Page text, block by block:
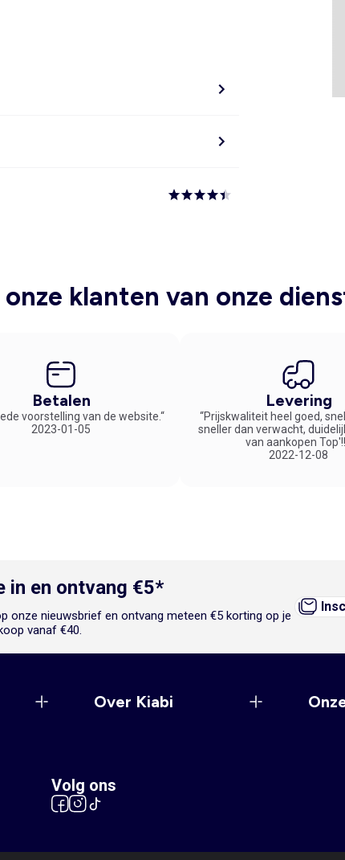
klanten van onze
Betalen
voorstelling van de website.“
2023-01-05
Levering
“Prijskwaliteit heel goed,
sneller dan verwacht,
van aankopen
2022-12-08
in en ontvang €5*
onze nieuwsbrief en ontvang meteen €5 korting op je
vanaf €40.
Over Kiabi
Volg ons